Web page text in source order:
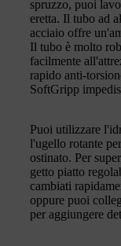
spruzzo, puoi
eretta. Il tubo ad
acciaio offre
Il tubo è molto
facilmente
rapido anti-
SoftGripp
Puoi utilizzare
l'ugello rotante
ostinato. Per
getto piatto
cambiati
oppure puoi
per aggiungere